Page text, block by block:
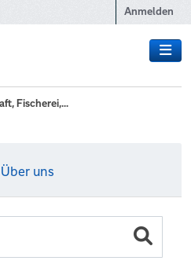
Anmelden
Fischerei,...
Über uns